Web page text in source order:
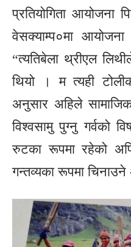
प्रतियोगिता आयोजना
वेसक्याम्प०मा
“त्यतिबेला थ्रीएल
थियो । म त्यही
अनुसार अहिले
विश्वसामु पुग्नु गर्वको
रुटका रूपमा रहेको
गन्तव्यका रूपमा